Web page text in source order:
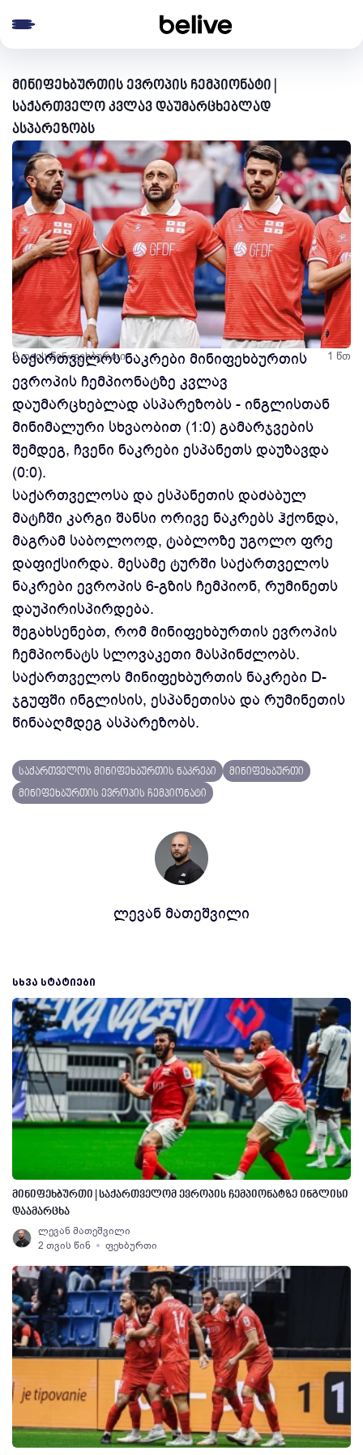
მინიფეხბურთის ევროპის ჩემპიონატი |
საქართველო კვლავ დაუმარცხებლად
ასპარეზობს
2 თვის წინ ფეხბურთი 1 წთ
საქართველოს ნაკრები მინიფეხბურთის
ევროპის ჩემპიონატზე კვლავ
დაუმარცხებლად ასპარეზობს - ინგლისთან
მინიმალური სხვაობით (1:0) გამარჯვების
შემდეგ, ჩვენი ნაკრები ესპანეთს დაუზავდა
(0:0).
საქართველოსა და ესპანეთის დაძაბულ
მატჩში კარგი შანსი ორივე ნაკრებს ჰქონდა,
მაგრამ საბოლოოდ, ტაბლოზე უგოლო ფრე
დაფიქსირდა. მესამე ტურში საქართველოს
ნაკრები ევროპის 6-გზის ჩემპიონ, რუმინეთს
დაუპირისპირდება.
შეგახსენებთ, რომ მინიფეხბურთის ევროპის
ჩემპიონატს სლოვაკეთი მასპინძლობს.
საქართველოს მინიფეხბურთის ნაკრები D-
ჯგუფში ინგლისის, ესპანეთისა და რუმინეთის
წინააღმდეგ ასპარეზობს.
საქართველოს მინიფეხბურთის ნაკრები
მინიფეხბურთი
მინიფეხბურთის ევროპის ჩემპიონატი
ლევან მათეშვილი
ᲡᲮᲕᲐ ᲡᲢᲐᲢᲘᲔᲑᲘ
მინიფეხბურთი | საქართველომ ევროპის ჩემპიონატზე ინგლისი
დაამარცხა
ლევან მათეშვილი
2 თვის წინ
ფეხბურთი